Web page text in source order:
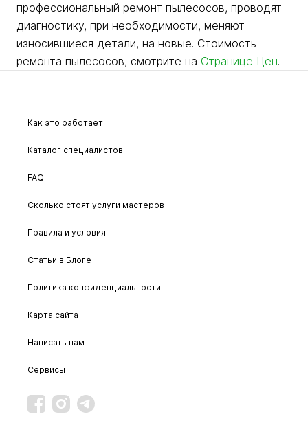
профессиональный ремонт пылесосов, проводят
диагностику, при необходимости, меняют
износившиеся детали, на новые. Стоимость
ремонта пылесосов, смотрите на Странице Цен.
Как это работает
Каталог специалистов
FAQ
Сколько стоят услуги мастеров
Правила и условия
Статьи в Блоге
Политика конфиденциальности
Карта сайта
Написать нам
Сервисы